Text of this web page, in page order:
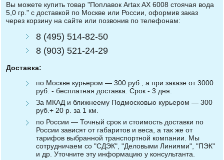
Вы можете купить товар "Поплавок Artax AX 6008 стоячая вода
5,0 гр." с доставкой по Москве или России, оформив заказ
через корзину на сайте или позвонив по телефонам:
8 (495) 514-82-50
8 (903) 521-24-29
Доставка:
по Москве курьером — 300 руб., а при заказе от 3000
руб. - бесплатная доставка. Срок - 3 дня.
За МКАД и ближнеему Подмосковью курьером — 300
руб.+ 20 р. за 1 км.
по России — Точный срок и стоимость доставки по
России зависят от габаритов и веса, а так же от
тарифов выбранной транспортной компании. Мы
сотрудничаем со "СДЭК", "Деловыми Линиями", "ПЭК"
и др. Уточните эту информацию у консультанта.